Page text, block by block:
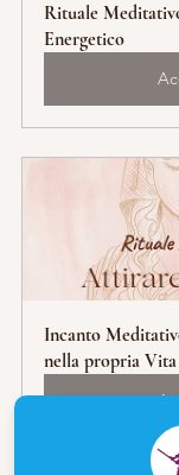
Rituale
Energetico
Incanto
nella propria Vita